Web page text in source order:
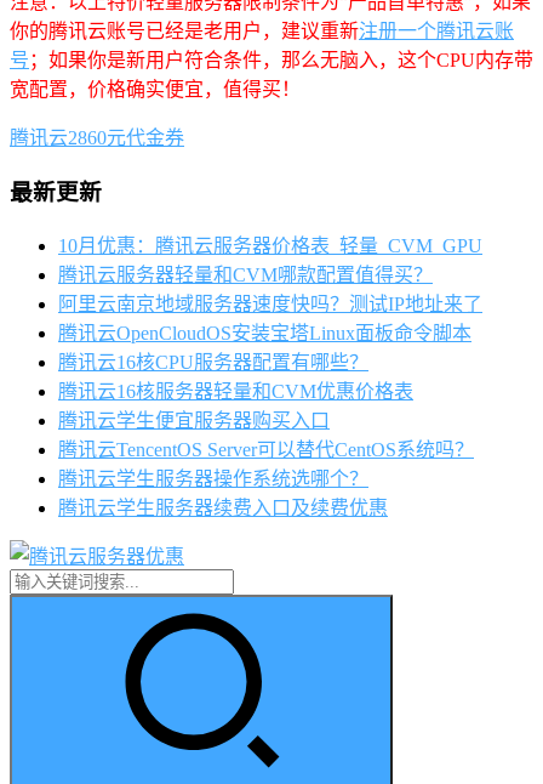
你的腾讯云账号已经是老用户，建议重新注册一个腾讯云账
号 ；如果你是新用户符合条件，那么无脑入，这个CPU内存带
宽配置，价格确实便宜，值得买！
腾讯云2860元代金券
最新更新
10月优惠：腾讯云服务器价格表_轻量_CVM_GPU
腾讯云服务器轻量和CVM哪款配置值得买？
阿里云南京地域服务器速度快吗？测试IP地址来了
腾讯云OpenCloudOS安装宝塔Linux面板命令脚本
腾讯云16核CPU服务器配置有哪些？
腾讯云16核服务器轻量和CVM优惠价格表
腾讯云学生便宜服务器购买入口
腾讯云TencentOS Server可以替代CentOS系统吗？
腾讯云学生服务器操作系统选哪个？
腾讯云学生服务器续费入口及续费优惠